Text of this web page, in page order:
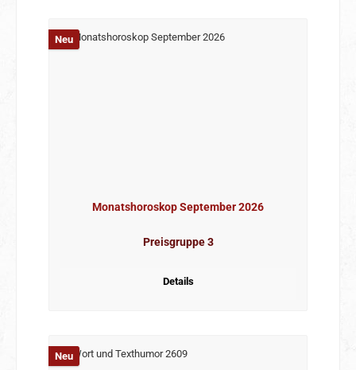
Neu
Monatshoroskop September 2026
Preisgruppe 3
Details
Neu